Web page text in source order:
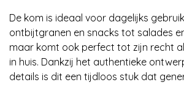
De kom is ideaal voor dagelijks
ontbijtgranen en snacks tot salades
maar komt ook perfect tot zijn recht
in huis. Dankzij het authentieke
details is dit een tijdloos stuk dat